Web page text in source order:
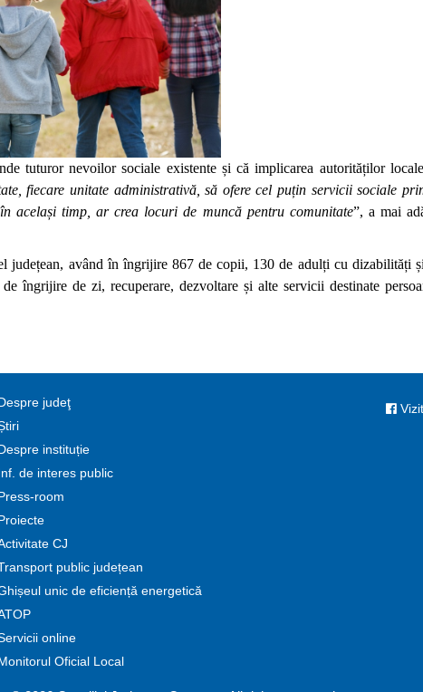
tuturor nevoilor sociale existente și că implicarea autorităților
fiecare unitate administrativă, să ofere cel puțin servicii sociale
același timp, ar crea locuri de muncă pentru comunitate”, a mai
județean, având în îngrijire 867 de copii, 130 de adulți cu dizabilități
îngrijire de zi, recuperare, dezvoltare și alte servicii destinate
Despre judeţ
Despre instituție
Inf. de interes public
Press-room
Proiecte
CJ
public județean
unic de eficiență energetică
online
Monitorul Oficial Local